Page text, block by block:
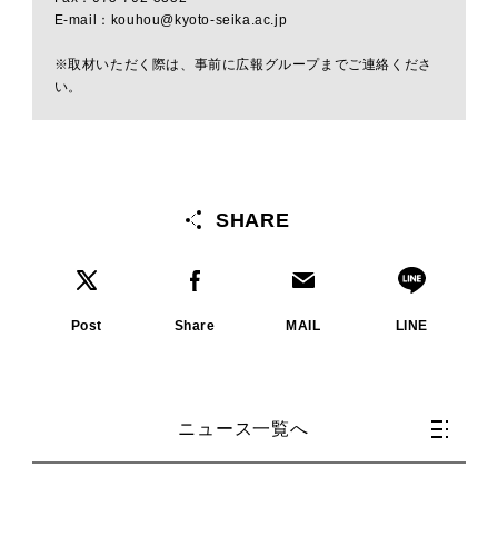
E-mail：kouhou@kyoto-seika.ac.jp
※取材いただく際は、事前に広報グループまでご連絡くださ
い。
SHARE
Post Share MAIL LINE
ニュース一覧へ